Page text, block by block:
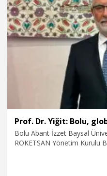
22.07.2026 Dünya
Bolu Abant İzzet Baysal
ROKETSAN Yönetim Kurulu